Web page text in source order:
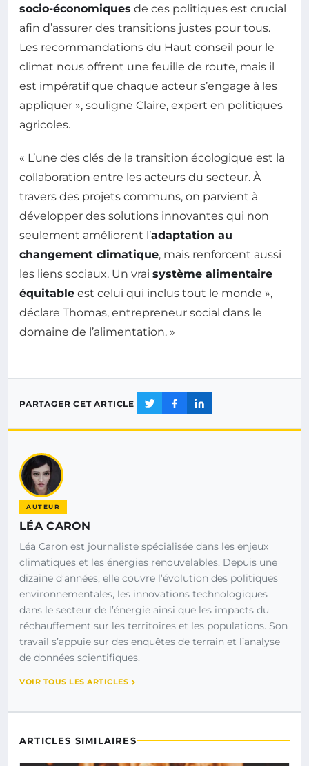
socio-économiques de ces politiques est crucial
afin d’assurer des transitions justes pour tous.
Les recommandations du Haut conseil pour le
climat nous offrent une feuille de route, mais il
est impératif que chaque acteur s’engage à les
appliquer », souligne Claire, expert en politiques
agricoles.
« L’une des clés de la transition écologique est la
collaboration entre les acteurs du secteur. À
travers des projets communs, on parvient à
développer des solutions innovantes qui non
seulement améliorent l’adaptation au
changement climatique, mais renforcent aussi
les liens sociaux. Un vrai système alimentaire
équitable est celui qui inclus tout le monde »,
déclare Thomas, entrepreneur social dans le
domaine de l’alimentation. »
PARTAGER CET ARTICLE
AUTEUR
LÉA CARON
Léa Caron est journaliste spécialisée dans les enjeux
climatiques et les énergies renouvelables. Depuis une
dizaine d’années, elle couvre l’évolution des politiques
environnementales, les innovations technologiques
dans le secteur de l’énergie ainsi que les impacts du
réchauffement sur les territoires et les populations. Son
travail s’appuie sur des enquêtes de terrain et l’analyse
de données scientifiques.
VOIR TOUS LES ARTICLES
ARTICLES SIMILAIRES